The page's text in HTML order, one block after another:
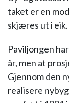
taket er en
skjæres ut i eik.
Paviljongen
år, men at
Gjennom den
realisere